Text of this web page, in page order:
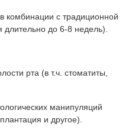
комбинации с традиционной
длительно до 6-8 недель).
рта (в т.ч. стоматиты,
манипуляций
и другое).